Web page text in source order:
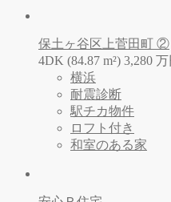
保土ヶ谷区上菅田町 ②
4DK (84.87 m²) 3,280 万
横浜
耐震診断
駅チカ物件
ロフト付き
和室のある家